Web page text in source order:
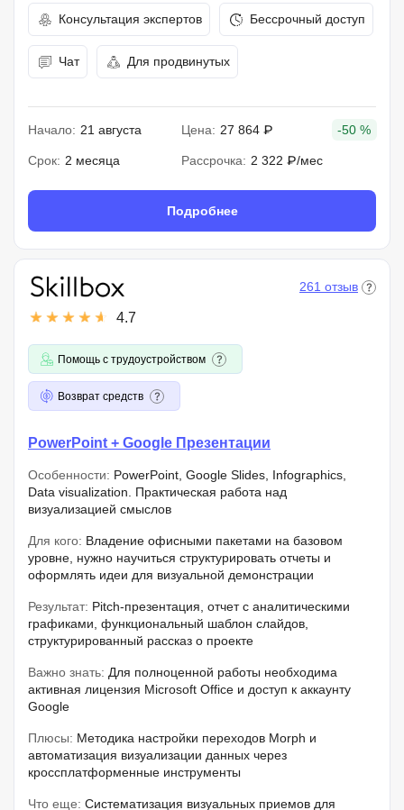
Консультация экспертов Бессрочный доступ
Чат Для продвинутых
Начало: 21 августа Цена: 27 864 ₽ -50 %
Срок: 2 месяца Рассрочка: 2 322 ₽/мес
Подробнее
4.7
261 отзыв
Помощь с трудоустройством
Возврат средств
PowerPoint + Google Презентации
Особенности: PowerPoint, Google Slides, Infographics,
Data visualization. Практическая работа над
визуализацией смыслов
Для кого: Владение офисными пакетами на базовом
уровне, нужно научиться структурировать отчеты и
оформлять идеи для визуальной демонстрации
Результат: Pitch-презентация, отчет с аналитическими
графиками, функциональный шаблон слайдов,
структурированный рассказ о проекте
Важно знать: Для полноценной работы необходима
активная лицензия Microsoft Office и доступ к аккаунту
Google
Плюсы: Методика настройки переходов Morph и
автоматизация визуализации данных через
кроссплатформенные инструменты
Что еще: Систематизация визуальных приемов для